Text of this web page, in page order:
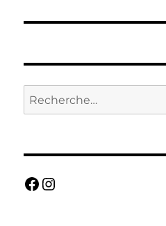
Recherche
pour :
Facebook
Instagram